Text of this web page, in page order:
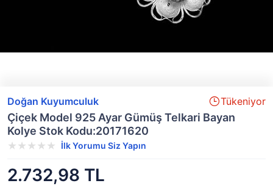
Doğan Kuyumculuk Tükeniyor
Çiçek Model 925 Ayar Gümüş Telkari Bayan
Kolye Stok Kodu:20171620
İlk Yorumu Siz Yapın
2.732,98 TL